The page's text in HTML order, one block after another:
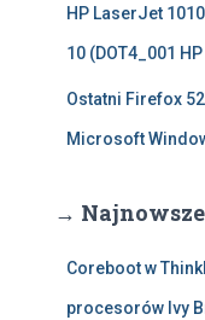
HP LaserJet
10 (DOT4_001
Ostatni Firefox
Microsoft
→
Coreboot w
procesorów Ivy